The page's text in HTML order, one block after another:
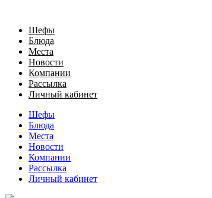
Шефы
Блюда
Места
Новости
Компании
Рассылка
Личный кабинет
Шефы
Блюда
Места
Новости
Компании
Рассылка
Личный кабинет